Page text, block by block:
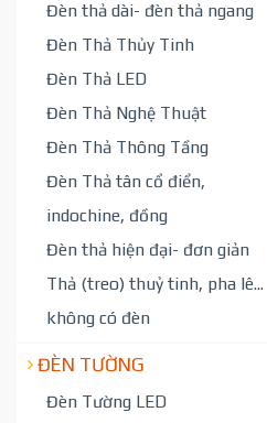
Đèn thả dài- đèn thả ngang
Đèn Thả Thủy Tinh
Đèn Thả LED
Đèn Thả Nghệ Thuật
Đèn Thả Thông Tầng
Đèn Thả tân cổ điển,
indochine, đồng
Đèn thả hiện đại- đơn giản
Thả (treo) thuỷ tinh, pha lê...
không có đèn
ĐÈN TƯỜNG
Đèn Tường LED